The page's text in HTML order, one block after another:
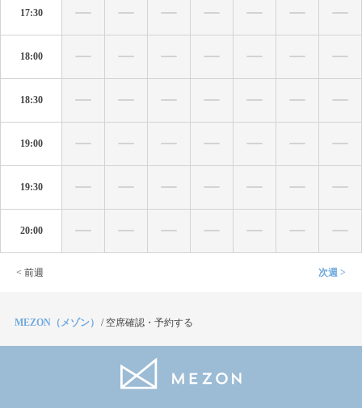
17:30
18:00
18:30
19:00
19:30
20:00
< 前週 次週 >
MEZON（メゾン） / 空席確認・予約する